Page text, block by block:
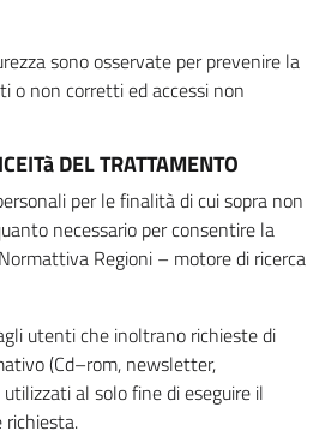
sono osservate per prevenire la
o non corretti ed accessi non
DEL TRATTAMENTO
per le finalità di cui sopra non
necessario per consentire la
Regioni – motore di ricerca
utenti che inoltrano richieste di
(Cd–rom, newsletter,
utilizzati al solo fine di eseguire il
richiesta.